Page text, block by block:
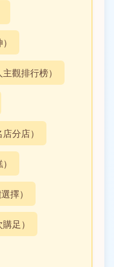
觀排行榜）
分店）
擇）
足）